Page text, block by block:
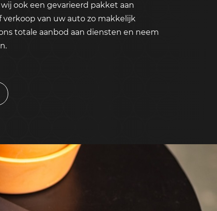
ook een gevarieerd pakket aan
verkoop van uw auto zo makkelijk
totale aanbod aan diensten en neem